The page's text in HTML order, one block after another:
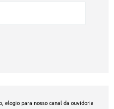
elogio para nosso canal da ouvidoria